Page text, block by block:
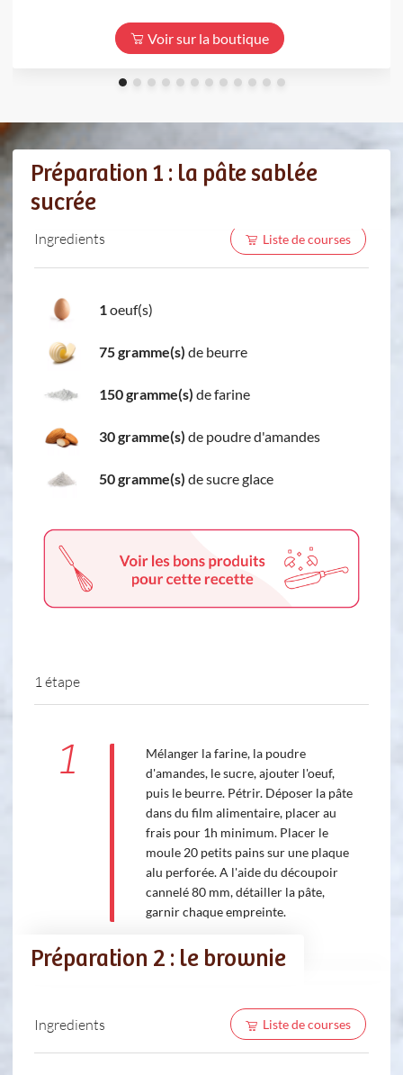
Voir sur la boutique
Préparation 1 : la pâte sablée
sucrée
Ingredients Liste de courses
1oeuf(s)
75 gramme(s) de beurre
150 gramme(s) de farine
30 gramme(s) de poudre d'amandes
50 gramme(s) de sucre glace
1 étape
1
Mélanger la farine, la poudre
d'amandes, le sucre, ajouter l'oeuf,
puis le beurre. Pétrir. Déposer la pâte
dans du film alimentaire, placer au
frais pour 1h minimum. Placer le
moule 20 petits pains sur une plaque
alu perforée. A l'aide du découpoir
cannelé 80 mm, détailler la pâte,
garnir chaque empreinte.
Préparation 2 : le brownie
Ingredients Liste de courses